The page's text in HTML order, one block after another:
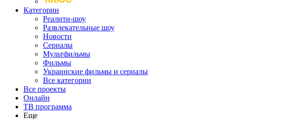
Категории
Реалити-шоу
Развлекательные шоу
Новости
Сериалы
Мультфильмы
Фильмы
Украинские фильмы и сериалы
Все категории
Все проекты
Онлайн
ТВ программа
Еще